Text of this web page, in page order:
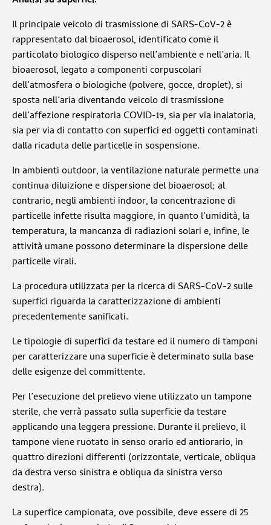
Il principale veicolo di trasmissione di SARS-CoV-2 è
rappresentato dal bioaerosol, identificato come il
particolato biologico disperso nell’ambiente e nell’aria. Il
bioaerosol, legato a componenti corpuscolari
dell’atmosfera o biologiche (polvere, gocce, droplet), si
sposta nell’aria diventando veicolo di trasmissione
dell’affezione respiratoria COVID-19, sia per via inalatoria,
sia per via di contatto con superfici ed oggetti contaminati
dalla ricaduta delle particelle in sospensione.
In ambienti outdoor, la ventilazione naturale permette una
continua diluizione e dispersione del bioaerosol; al
contrario, negli ambienti indoor, la concentrazione di
particelle infette risulta maggiore, in quanto l’umidità, la
temperatura, la mancanza di radiazioni solari e, infine, le
attività umane possono determinare la dispersione delle
particelle virali.
La procedura utilizzata per la ricerca di SARS-CoV-2 sulle
superfici riguarda la caratterizzazione di ambienti
precedentemente sanificati.
Le tipologie di superfici da testare ed il numero di tamponi
per caratterizzare una superficie è determinato sulla base
delle esigenze del committente.
Per l’esecuzione del prelievo viene utilizzato un tampone
sterile, che verrà passato sulla superficie da testare
applicando una leggera pressione. Durante il prelievo, il
tampone viene ruotato in senso orario ed antiorario, in
quattro direzioni differenti (orizzontale, verticale, obliqua
da destra verso sinistra e obliqua da sinistra verso
destra).
La superfice campionata, ove possibile, deve essere di 25